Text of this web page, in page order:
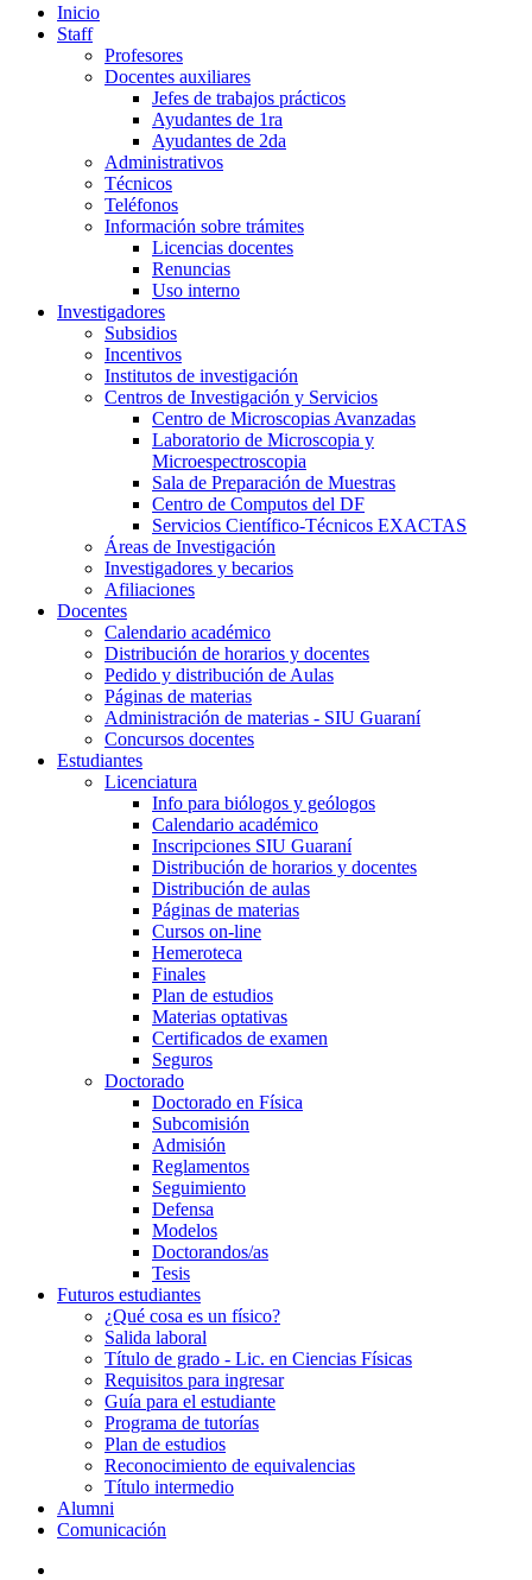
Inicio
Staff
Profesores
Docentes auxiliares
Jefes de trabajos prácticos
Ayudantes de 1ra
Ayudantes de 2da
Administrativos
Técnicos
Teléfonos
Información sobre trámites
Licencias docentes
Renuncias
Uso interno
Investigadores
Subsidios
Incentivos
Institutos de investigación
Centros de Investigación y Servicios
Centro de Microscopias Avanzadas
Laboratorio de Microscopia y
Microespectroscopia
Sala de Preparación de Muestras
Centro de Computos del DF
Servicios Científico-Técnicos EXACTAS
Áreas de Investigación
Investigadores y becarios
Afiliaciones
Docentes
Calendario académico
Distribución de horarios y docentes
Pedido y distribución de Aulas
Páginas de materias
Administración de materias - SIU Guaraní
Concursos docentes
Estudiantes
Licenciatura
Info para biólogos y geólogos
Calendario académico
Inscripciones SIU Guaraní
Distribución de horarios y docentes
Distribución de aulas
Páginas de materias
Cursos on-line
Hemeroteca
Finales
Plan de estudios
Materias optativas
Certificados de examen
Seguros
Doctorado
Doctorado en Física
Subcomisión
Admisión
Reglamentos
Seguimiento
Defensa
Modelos
Doctorandos/as
Tesis
Futuros estudiantes
¿Qué cosa es un físico?
Salida laboral
Título de grado - Lic. en Ciencias Físicas
Requisitos para ingresar
Guía para el estudiante
Programa de tutorías
Plan de estudios
Reconocimiento de equivalencias
Título intermedio
Alumni
Comunicación